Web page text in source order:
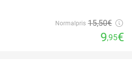
Normalpris 15,50€
9,95€